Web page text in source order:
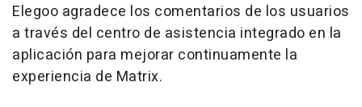
Elegoo agradece los comentarios de los usuarios
a través del centro de asistencia integrado en la
aplicación para mejorar continuamente la
experiencia de Matrix.